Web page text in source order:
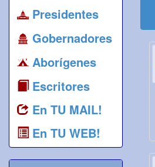
Presidentes
Gobernadores
Aborígenes
Escritores
En TU MAIL!
En TU WEB!